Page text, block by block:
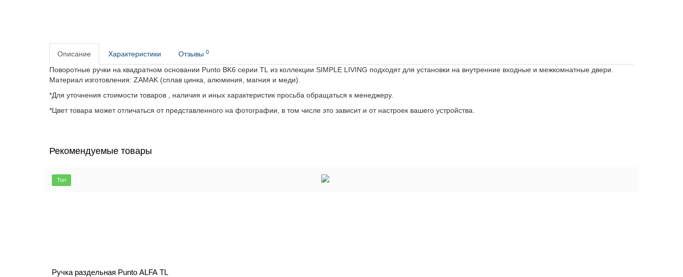
Описание Характеристики Отзывы 0
Поворотные ручки на квадратном основании Punto BK6 серии TL
из коллекции SIMPLE LIVING подходят для установки на внутренние входные и межкомнатные двери.
Материал изготовления: ZAMAK (сплав цинка, алюминия, магния и меди).
*Для уточнения стоимости товаров , наличия и иных характеристик просьба обращаться к менеджеру.
*Цвет товара может отличаться от представленного на фотографии, в том числе это зависит и от настроек вашего устройства.
Рекомендуемые товары
Топ
Ручка раздельная Punto ALFA TL